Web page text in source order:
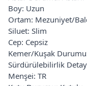
Boy: Uzun
Ortam: Mezuniyet/
Siluet: Slim
Cep: Cepsiz
Kemer/Kuşak
Sürdürülebilirlik
Menşei: TR